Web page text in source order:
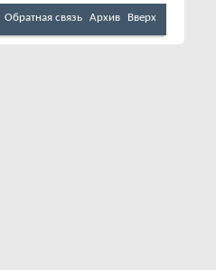
Обратная связь Архив Вверх